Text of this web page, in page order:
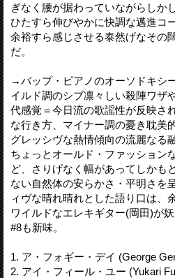
ぎなく腰が据わっていながらしか
ひたすら伸びやかに快調な邁進コ
余裕すら感じさせる泰然げなその
だ。
→バップ・ピアノのオーソドキシ
イルド調のシブ凛々しい殺陣ワザ
代感覚＝今日流の歌謡性が反映さ
な行き方、マイナー調の憂き耽美
グレッシヴな熱情傾向の流麗なる
ちょっとオールド・ファッション
ど、さりげなく幅があってしかも
ない自然体の安らかさ・平明さを
ィヴな晴れ晴れとした語り口は、
ワイルドなエレキギター(岡田)が
#8も新味。
1. ア・フォギー・デイ (George
2. アイ・フィール・ユー (Yukari